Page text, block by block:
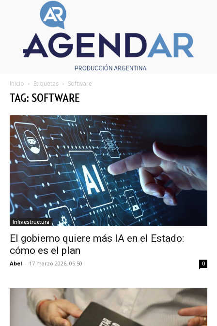
Inicio Etiquetas Software
TAG: SOFTWARE
Infraestructura
El gobierno quiere más IA en el Estado:
cómo es el plan
Abel - 17 marzo 2026, 05:50 0